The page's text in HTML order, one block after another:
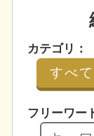
カテゴリ：
フリーワー